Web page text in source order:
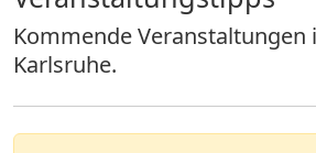
Kommende Veranstaltungen
Karlsruhe.